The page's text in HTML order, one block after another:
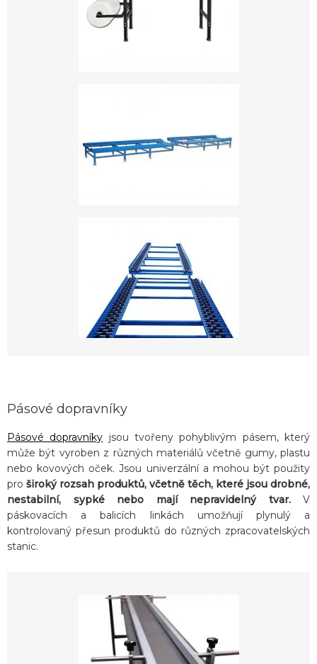
Pásové dopravníky
Pásové dopravníky jsou tvořeny pohyblivým pásem, který
může být vyroben z různých materiálů včetně gumy, plastu
nebo kovových oček. Jsou univerzální a mohou být použity
pro široký rozsah produktů, včetně těch, které jsou drobné,
nestabilní, sypké nebo mají nepravidelný tvar.V
páskovacích a balicích linkách umožňují plynulý a
kontrolovaný přesun produktů do různých zpracovatelských
stanic.